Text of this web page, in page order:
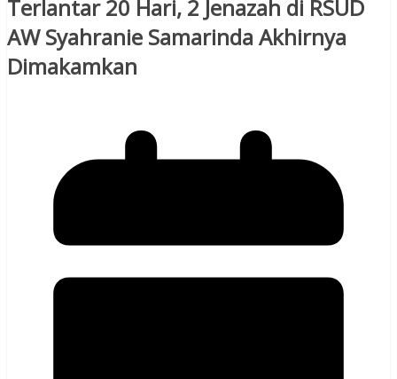
Terlantar 20 Hari, 2 Jenazah di RSUD
AW Syahranie Samarinda Akhirnya
Dimakamkan